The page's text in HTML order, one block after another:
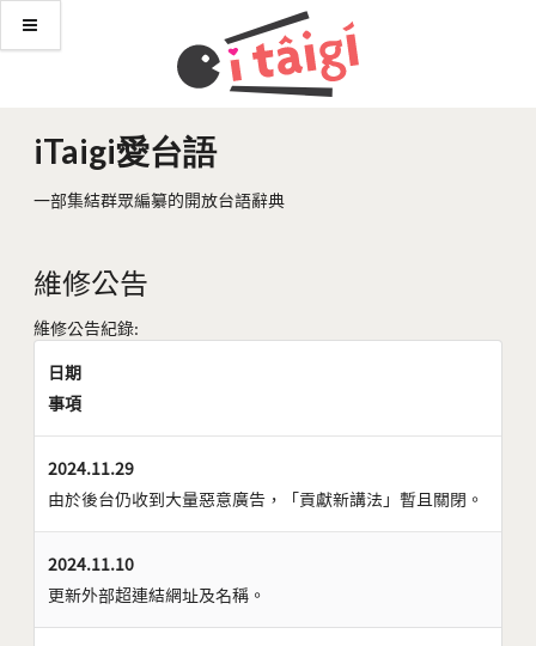
iTaigi愛台語
一部集結群眾編纂的開放台語辭典
維修公告
維修公告紀錄:
日期
事項
2024.11.29
由於後台仍收到大量惡意廣告，「貢獻新講法」暫且關閉。
2024.11.10
更新外部超連結網址及名稱。